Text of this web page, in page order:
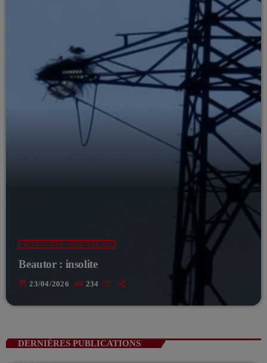
ACTUALITÉS - BEAUTOR (02)
Beautor : insolite
today 23/04/2026 234
DERNIÈRES PUBLICATIONS